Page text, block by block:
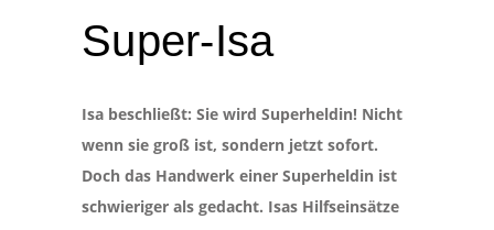
Super-Isa
Isa beschließt: Sie wird Superheldin! Nicht
wenn sie groß ist, sondern jetzt sofort.
Doch das Handwerk einer Superheldin ist
schwieriger als gedacht. Isas Hilfseinsätze